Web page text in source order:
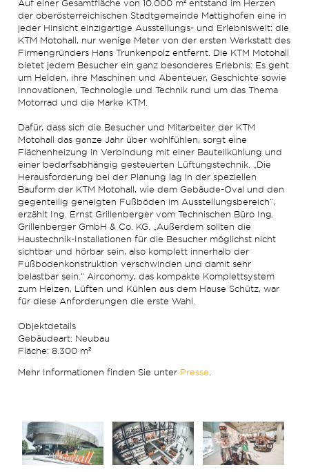
Auf einer Gesamtfläche von 10.000 m² entstand im Herzen
der oberösterreichischen Stadtgemeinde Mattighofen eine in
jeder Hinsicht einzigartige Ausstellungs- und Erlebniswelt: die
KTM Motohall, nur wenige Meter von der ersten Werkstatt des
Firmengründers Hans Trunkenpolz entfernt. Die KTM Motohall
bietet jedem Besucher ein ganz besonderes Erlebnis: Es geht
um Helden, ihre Maschinen und Abenteuer, Geschichte sowie
Innovationen, Technologie und Technik rund um das Thema
Motorrad und die Marke KTM.
Dafür, dass sich die Besucher und Mitarbeiter der KTM
Motohall das ganze Jahr über wohlfühlen, sorgt eine
Flächenheizung in Verbindung mit einer Bauteilkühlung und
einer bedarfsabhängig gesteuerten Lüftungstechnik. „Die
Herausforderung bei der Planung lag in der speziellen
Bauform der KTM Motohall, wie dem Gebäude-Oval und den
gegenteilig geneigten Fußböden im Ausstellungsbereich“,
erzählt Ing. Ernst Grillenberger vom Technischen Büro Ing.
Grillenberger GmbH & Co. KG. „Außerdem sollten die
Haustechnik-Installationen für die Besucher möglichst nicht
sichtbar und hörbar sein, also komplett innerhalb der
Fußbodenkonstruktion verschwinden und damit sehr
belastbar sein.“ Airconomy, das kompakte Komplettsystem
zum Heizen, Lüften und Kühlen aus dem Hause Schütz, war
für diese Anforderungen die erste Wahl.
Objektdetails
Gebäudeart: Neubau
Fläche: 8.300 m²
Mehr Informationen finden Sie unter Presse